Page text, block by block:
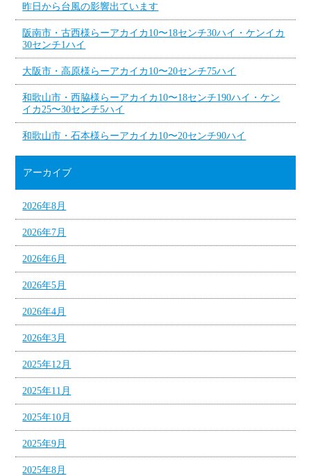
昨日から台風の影響出ています
阪南市・古西様らーアカイカ10〜18センチ30ハイ・ケンイカ
30センチ1ハイ
大阪市・高原様らーアカイカ10〜20センチ75ハイ
和歌山市・西脇様らーアカイカ10〜18センチ190ハイ・ケン
イカ25〜30センチ5ハイ
和歌山市・石本様らーアカイカ10〜20センチ90ハイ
アーカイブ
2026年8月
2026年7月
2026年6月
2026年5月
2026年4月
2026年3月
2025年12月
2025年11月
2025年10月
2025年9月
2025年8月